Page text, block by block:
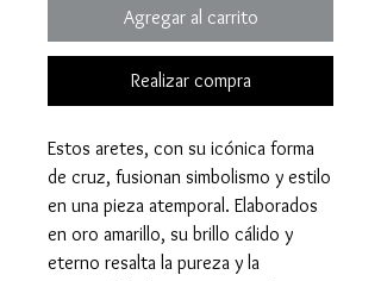
Agregar al carrito
Realizar compra
Estos aretes, con su icónica forma
de cruz, fusionan simbolismo y estilo
en una pieza atemporal. Elaborados
en oro amarillo, su brillo cálido y
eterno resalta la pureza y la